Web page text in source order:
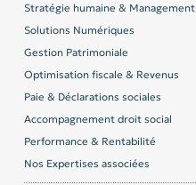
Stratégie humaine & Management
Solutions Numériques
Gestion Patrimoniale
Optimisation fiscale & Revenus
Paie & Déclarations sociales
Accompagnement droit social
Performance & Rentabilité
Nos Expertises associées